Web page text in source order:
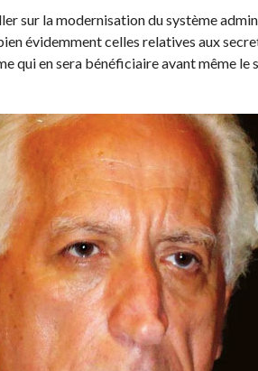
sur la modernisation du système
évidemment celles relatives aux
qui en sera bénéficiaire avant même